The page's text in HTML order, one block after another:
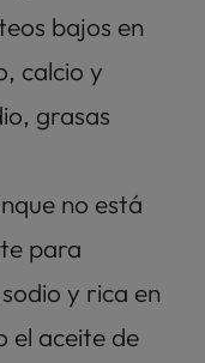
bajos en
calcio y
grasas
no está
para
y rica en
el aceite de